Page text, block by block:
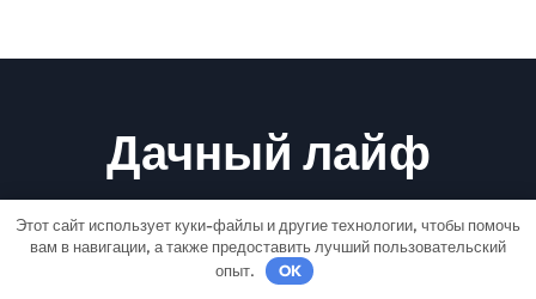
Дачный лайф
Хитрости участка
Этот сайт использует куки-файлы и другие технологии, чтобы помочь
вам в навигации, а также предоставить лучший пользовательский
опыт.
OK